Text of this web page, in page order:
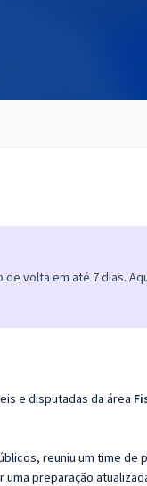
volta em até 7 dias.
e disputadas da área
reuniu um time de
uma preparação